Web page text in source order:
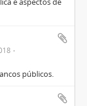
públicos.